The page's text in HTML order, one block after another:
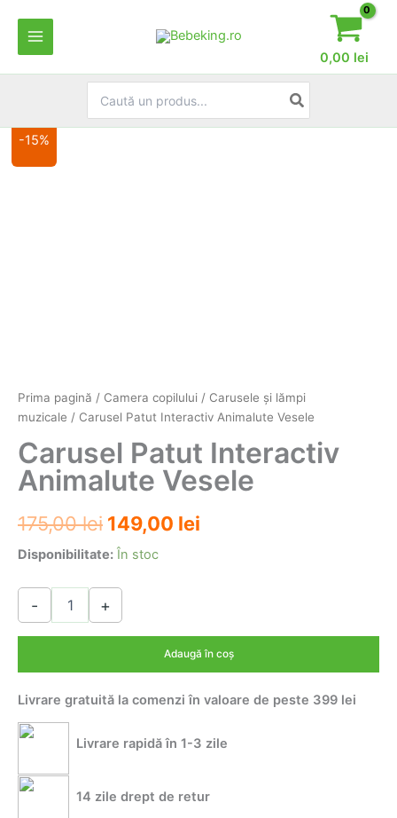
content
0,00 lei
for:
-15%
Prima pagină / Camera copilului / Carusele şi lămpi
muzicale / Carusel Patut Interactiv Animalute Vesele
Carusel Patut Interactiv
Animalute Vesele
175,00lei Prețul
inițial
a
fost:
175,00 lei.
149,00 lei
Disponibilitate: În stoc
-
Cantitate
+
Adaugă în coș
Livrare gratuită la comenzi în valoare de peste 399 lei
Livrare rapidă în 1-3 zile
14 zile drept de retur